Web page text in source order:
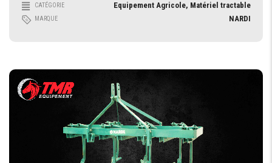
CATÉGORIE Equipement Agricole, Matériel tractable
MARQUE NARDI